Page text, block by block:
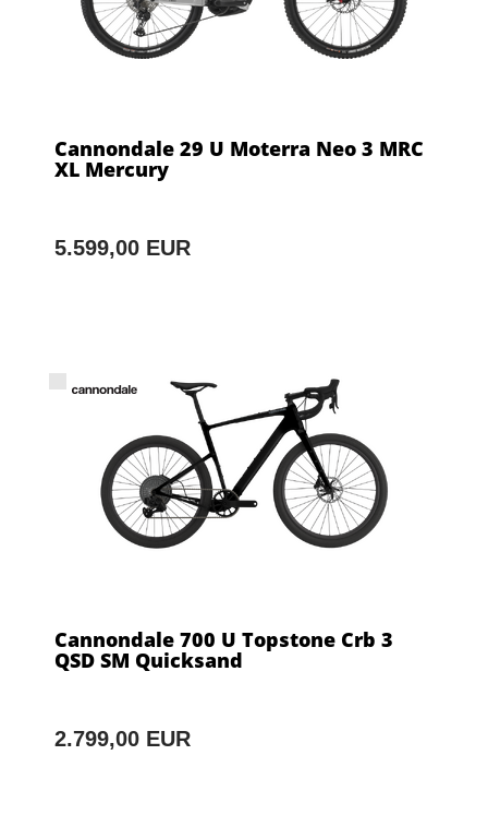
Cannondale 29 U Moterra Neo 3 MRC
XL Mercury
5.599,00 EUR
Cannondale 700 U Topstone Crb 3
QSD SM Quicksand
2.799,00 EUR